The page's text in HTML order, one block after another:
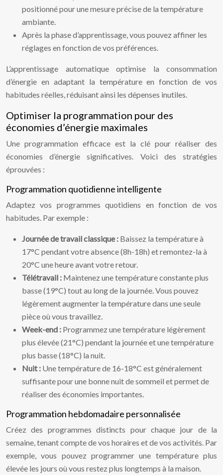
positionné pour une mesure précise de la température
ambiante.
Après la phase d’apprentissage, vous pouvez affiner les
réglages en fonction de vos préférences.
L’apprentissage automatique optimise la consommation
d’énergie en adaptant la température en fonction de vos
habitudes réelles, réduisant ainsi les dépenses inutiles.
Optimiser la programmation pour des
économies d’énergie maximales
Une programmation efficace est la clé pour réaliser des
économies d’énergie significatives. Voici des stratégies
éprouvées :
Programmation quotidienne intelligente
Adaptez vos programmes quotidiens en fonction de vos
habitudes. Par exemple :
Journée de travail classique : Baissez la température à
17°C pendant votre absence (8h-18h) et remontez-la à
20°C une heure avant votre retour.
Télétravail : Maintenez une température constante plus
basse (19°C) tout au long de la journée. Vous pouvez
légèrement augmenter la température dans une seule
pièce où vous travaillez.
Week-end : Programmez une température légèrement
plus élevée (21°C) pendant la journée et une température
plus basse (18°C) la nuit.
Nuit : Une température de 16-18°C est généralement
suffisante pour une bonne nuit de sommeil et permet de
réaliser des économies importantes.
Programmation hebdomadaire personnalisée
Créez des programmes distincts pour chaque jour de la
semaine, tenant compte de vos horaires et de vos activités. Par
exemple, vous pouvez programmer une température plus
élevée les jours où vous restez plus longtemps à la maison.